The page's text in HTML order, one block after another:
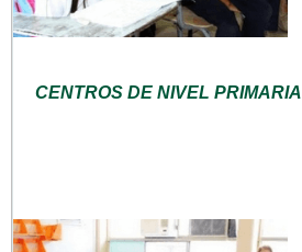
CENTROS DE NIVEL PRIMARIA